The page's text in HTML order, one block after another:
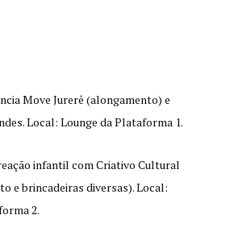
Move Jurerê (alongamento) e
Local: Lounge da Plataforma 1.
infantil com Criativo Cultural
e brincadeiras diversas). Local:
2.